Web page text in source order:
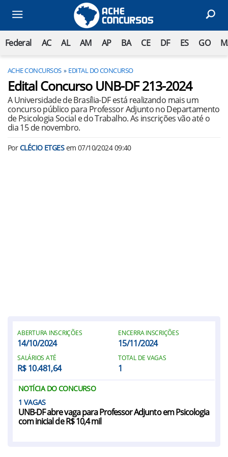
Federal AC AL AM AP BA CE DF ES GO
ACHE CONCURSOS EDITAL DO CONCURSO
Edital Concurso UNB-DF 213-2024
A Universidade de Brasília-DF está realizando mais um
concurso público para Professor Adjunto no Departamento
de Psicologia Social e do Trabalho. As inscrições vão até o
dia 15 de novembro.
PorCLÉCIO ETGESem 07/10/2024 09:40
ABERTURA INSCRIÇÕES
14/10/2024
ENCERRA INSCRIÇÕES
15/11/2024
SALÁRIOS ATÉ
R$ 10.481,64
TOTAL DE VAGAS
1
NOTÍCIA DO CONCURSO
1
UNB-DF abre vaga para Professor Adjunto em Psicologia
com inicial de R$ 10,4 mil